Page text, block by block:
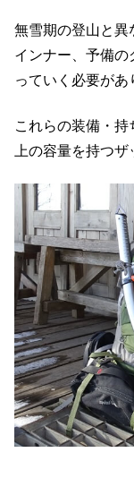
無雪期の登山と異
インナー、予備
っていく必要があ
これらの装備・
上の容量を持つ